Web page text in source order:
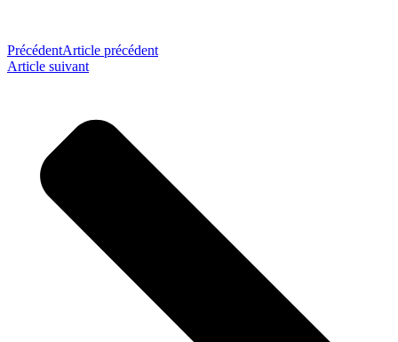
PrécédentArticle précédent
Article suivant